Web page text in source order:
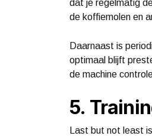
dat je regelmatig
de koffiemolen en
Daarnaast is
optimaal blijft
de machine
5.
Last but not least